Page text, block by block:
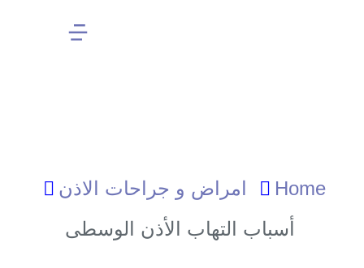
Home
امراض و جراحات الاذن
أسباب التهاب الأذن الوسطى